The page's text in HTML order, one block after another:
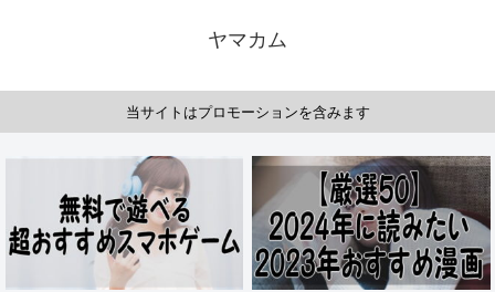
ヤマカム
当サイトはプロモーションを含みます